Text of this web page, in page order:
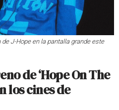
J-Hope en la pantalla grande este
de ‘Hope On The
los cines de